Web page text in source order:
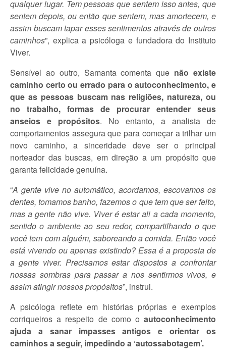
qualquer lugar. Tem pessoas que sentem isso antes, que
sentem depois, ou então que sentem, mas amortecem, e
assim buscam tapar esses sentimentos através de outros
caminhos”, explica a psicóloga e fundadora do Instituto
Viver.
Sensível ao outro, Samanta comenta que não existe
caminho certo ou errado para o autoconhecimento, e
que as pessoas buscam nas religiões, natureza, ou
no trabalho, formas de procurar entender seus
anseios e propósitos. No entanto, a analista de
comportamentos assegura que para começar a trilhar um
novo caminho, a sinceridade deve ser o principal
norteador das buscas, em direção a um propósito que
garanta felicidade genuína.
“A gente vive no automático, acordamos, escovamos os
dentes, tomamos banho, fazemos o que tem que ser feito,
mas a gente não vive. Viver é estar ali a cada momento,
sentido o ambiente ao seu redor, compartilhando o que
você tem com alguém, saboreando a comida. Então você
está vivendo ou apenas existindo? Essa é a proposta de
a gente viver. Precisamos estar dispostos a confrontar
nossas sombras para passar a nos sentirmos vivos, e
assim atingir nossos propósitos”, instrui.
A psicóloga reflete em histórias próprias e exemplos
corriqueiros a respeito de como o autoconhecimento
ajuda a sanar impasses antigos e orientar os
caminhos a seguir, impedindo a ‘autossabotagem’.